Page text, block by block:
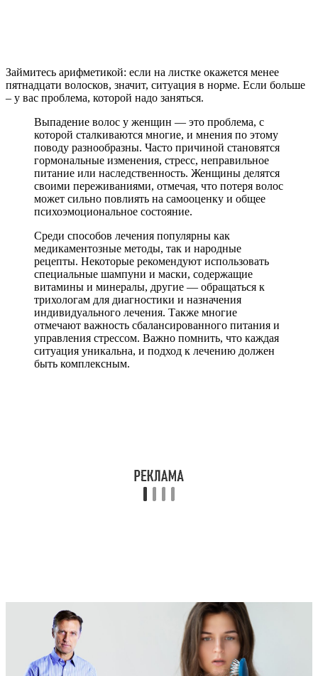
Займитесь арифметикой: если на листке окажется менее
пятнадцати волосков, значит, ситуация в норме. Если больше
– у вас проблема, которой надо заняться.
Выпадение волос у женщин — это проблема, с
которой сталкиваются многие, и мнения по этому
поводу разнообразны. Часто причиной становятся
гормональные изменения, стресс, неправильное
питание или наследственность. Женщины делятся
своими переживаниями, отмечая, что потеря волос
может сильно повлиять на самооценку и общее
психоэмоциональное состояние.
Среди способов лечения популярны как
медикаментозные методы, так и народные
рецепты. Некоторые рекомендуют использовать
специальные шампуни и маски, содержащие
витамины и минералы, другие — обращаться к
трихологам для диагностики и назначения
индивидуального лечения. Также многие
отмечают важность сбалансированного питания и
управления стрессом. Важно помнить, что каждая
ситуация уникальна, и подход к лечению должен
быть комплексным.